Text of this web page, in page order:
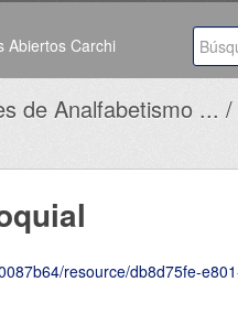
Abiertos Carchi
de Analfabetismo ...
b155-b0c5c1386674/download/Tasa-